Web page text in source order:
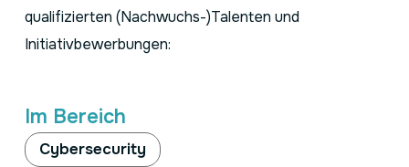
qualifizierten (Nachwuchs-)Talenten und
Initiativbewerbungen:
Im Bereich
Cybersecurity